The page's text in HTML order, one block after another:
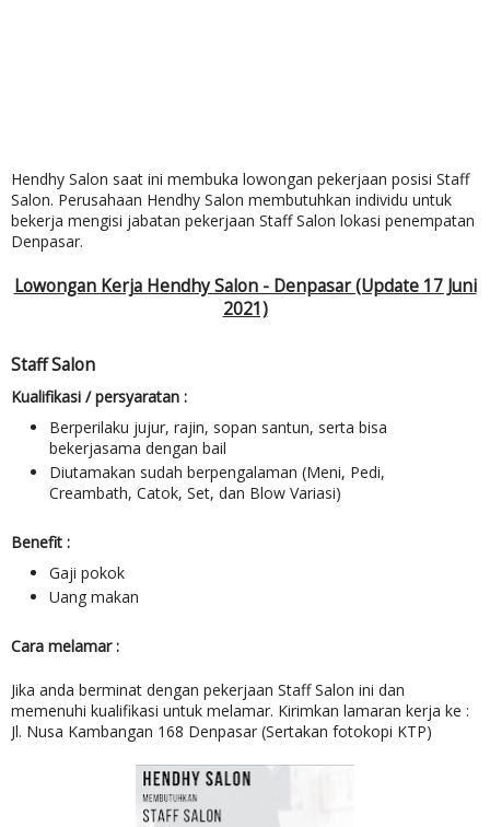
Hendhy Salon saat ini membuka lowongan pekerjaan posisi Staff
Salon. Perusahaan Hendhy Salon membutuhkan individu untuk
bekerja mengisi jabatan pekerjaan Staff Salon lokasi penempatan
Denpasar.
Lowongan Kerja Hendhy Salon - Denpasar (Update 17 Juni
2021)
Staff Salon
Kualifikasi / persyaratan :
Berperilaku jujur, rajin, sopan santun, serta bisa
bekerjasama dengan bail
Diutamakan sudah berpengalaman (Meni, Pedi,
Creambath, Catok, Set, dan Blow Variasi)
Benefit :
Gaji pokok
Uang makan
Cara melamar :
Jika anda berminat dengan pekerjaan Staff Salon ini dan
memenuhi kualifikasi untuk melamar. Kirimkan lamaran kerja ke :
Jl. Nusa Kambangan 168 Denpasar (Sertakan fotokopi KTP)